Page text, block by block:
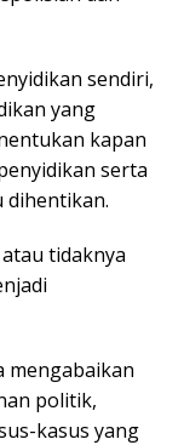
sendiri,
yang
kapan
serta
dihentikan.
tidaknya
mengabaikan
politik,
kasus yang